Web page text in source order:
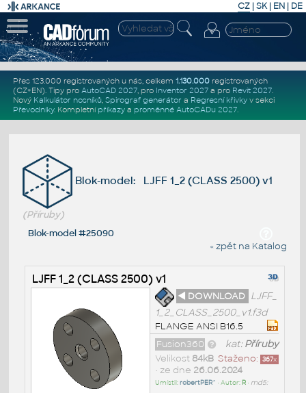
CZ | SK| EN | DE
Přes 123.000 registrovaných u nás, celkem 1.130.000registrovaných
(CZ+EN). Tipy pro AutoCAD 2027, pro Inventor 2027a pro Revit 2027.
Nový Kalkulátor nosníků, Spirograf generátor a Regresní křivkyv sekci
Převodníky. Kompletní příkazya proměnné AutoCADu 2027.
Blok-model: LJFF 1_2 (CLASS 2500) v1
(Příruby)
Blok-model #25090
« zpět na Katalog
LJFF 1_2 (CLASS 2500) v1
◄ DOWNLOAD LJFF_
1_2_CLASS_2500_v1.f3d
FLANGE ANSI B16.5
kat:Příruby
Fusion360
Staženo: 367x
Velikost 84kB
• ze dne 26.06.2024
Umístil:robertPER^ • Autor: R• md5: